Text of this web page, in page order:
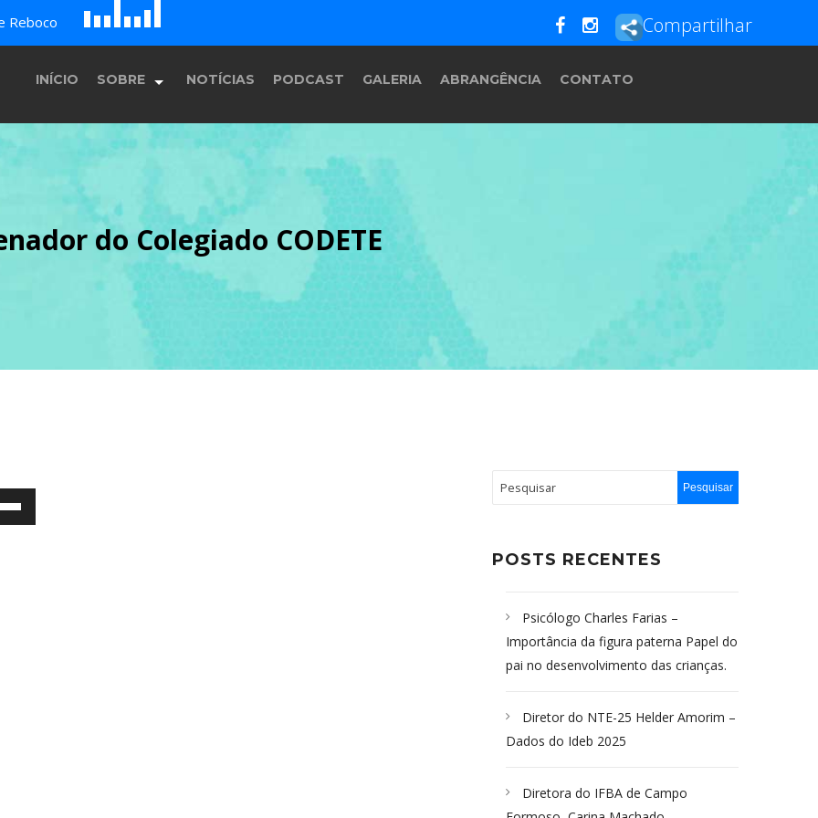
Reboco B c
E F G Compartilhar
INÍCIO SOBRE
História
Equipe
Programação
NOTÍCIAS PODCAST GALERIA ABRANGÊNCIA CONTATO
do Colegiado CODETE
POSTS RECENTES
Psicólogo Charles Farias –
Importância da figura paterna Papel do
pai no desenvolvimento das crianças.
Diretor do NTE-25 Helder Amorim –
Dados do Ideb 2025
Diretora do IFBA de Campo